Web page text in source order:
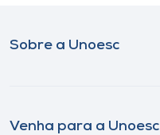
Sobre a Unoesc
Venha para a Unoesc